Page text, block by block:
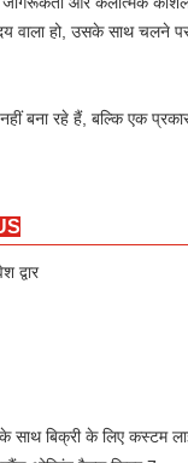
वाला हो, उसके साथ चलने
बना रहे हैं, बल्कि एक
द्वार